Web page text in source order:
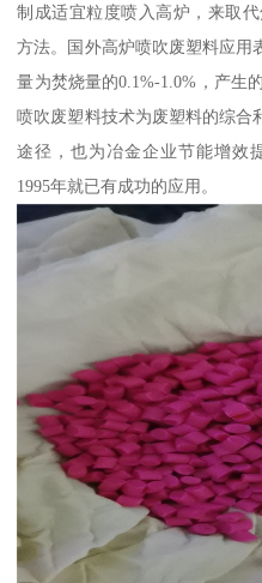
制成适宜粒度喷入高炉，来取
方法。国外高炉喷吹废塑料应用
量为焚烧量的0.1%-1.0%，产生
喷吹废塑料技术为废塑料的综合
途径，也为冶金企业节能增效
1995年就已有成功的应用。